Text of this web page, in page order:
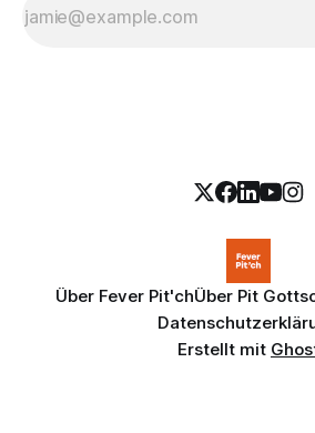
Über Fever Pit'chÜber Pit
Erstellt mit